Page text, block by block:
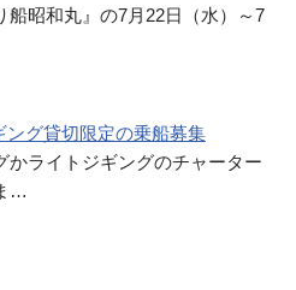
船昭和丸』の7月22日（水）～7
ング貸切限定の乗船募集
かライトジギングのチャーター
…